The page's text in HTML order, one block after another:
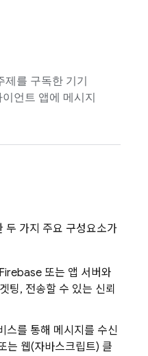
를 구독한 기기
언트 앱에 메시지
두 가지 주요 구성요소가
또는 앱 서버와
팅, 전송할 수 있는 신뢰
스를 통해 메시지를 수신
웹(자바스크립트) 클